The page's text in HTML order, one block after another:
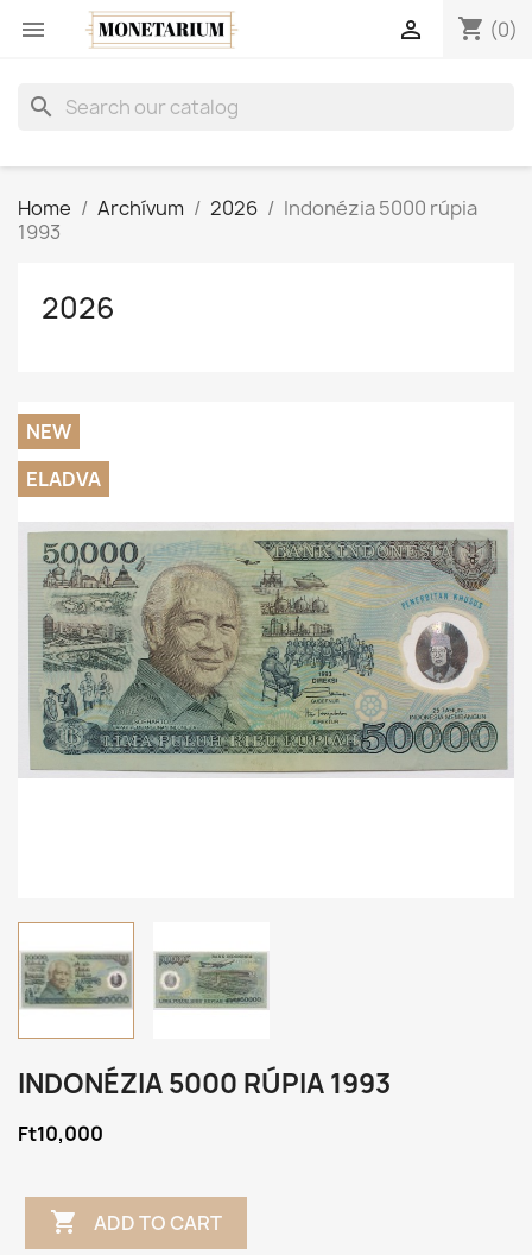
 shopping_cart (0)

search
Home Archívum 2026
Indonézia 5000 rúpia
1993
2026
NEW
ELADVA
INDONÉZIA 5000 RÚPIA 1993
Ft10,000
 ADD TO CART